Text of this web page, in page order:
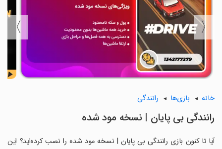
〈
〉
خانه بازی‌ها رانندگی
رانندگی بی پایان | نسخه مود شده
آیا تا کنون بازی رانندگی بی پایان | نسخه مود شده را نصب کرده‌اید؟ این